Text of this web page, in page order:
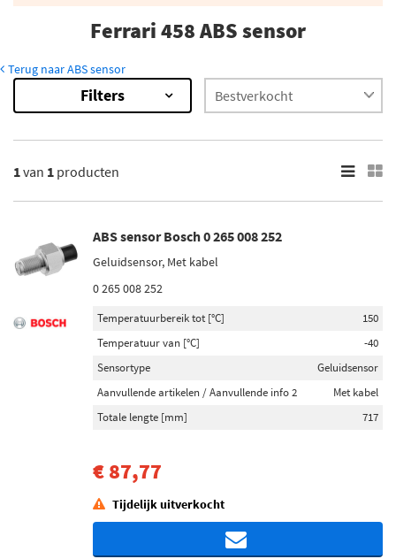
Ferrari 458 ABS sensor
Terug naar ABS sensor
Filters
1van 1 producten
ABS sensor Bosch 0 265 008 252
Geluidsensor, Met kabel
0 265 008 252
Temperatuurbereik tot [°C]
150
Temperatuur van [°C]
-40
Sensortype
Geluidsensor
Aanvullende artikelen / Aanvullende info 2
Met kabel
Totale lengte [mm]
717
€ 87,77
Tijdelijk uitverkocht